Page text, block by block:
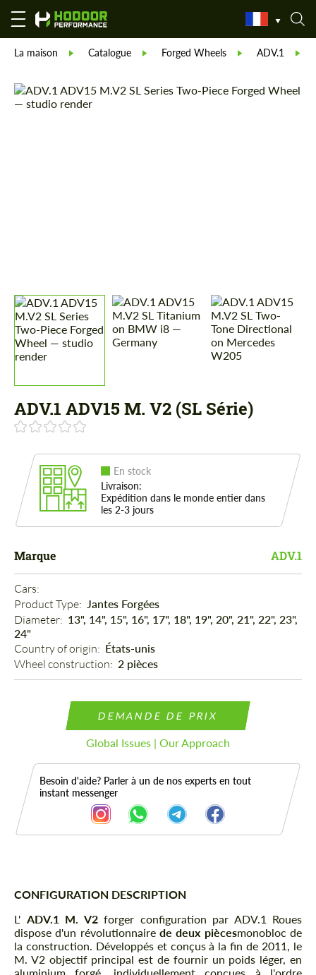
La maison Catalogue Forged Wheels ADV.1
ADV.1 ADV15 M. V2 (SL Série)
En stock
Livraison:
Expédition dans le monde entier dans
les 2-3 jours
Marque ADV.1
Cars:
Product Type: Jantes Forgées
Diameter: 13", 14", 15", 16", 17", 18", 19", 20", 21", 22", 23",
24"
Country of origin: États-unis
Wheel construction: 2 pièces
DEMANDE DE PRIX
Global Issues | Our Approach
Besoin d'aide? Parler à un de nos experts en tout
instant messenger
Description
CONFIGURATION DESCRIPTION
L' ADV.1 M. V2forger configuration par ADV.1 Roues
dispose d'un révolutionnaire de deux piècesmonobloc de
la construction. Développés et conçus à la fin de 2011, le
M. V2 objectif principal est de fournir un poids léger, en